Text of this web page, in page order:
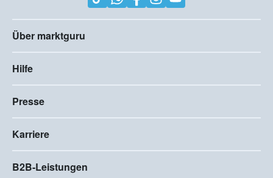
Über marktguru
Hilfe
Presse
Karriere
B2B-Leistungen